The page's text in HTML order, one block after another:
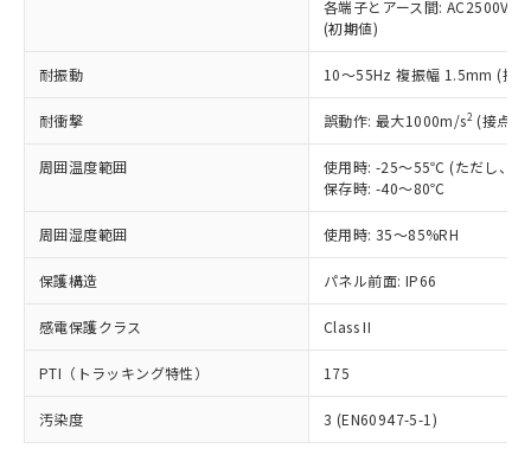
各端子とアース間: AC2500V
(初期値)
耐振動 10～55Hz 複振幅 1.5mm (接
耐衝撃 誤動作: 最大1000m/s2 (接点
周囲温度範囲
使用時: -25～55℃ (ただし、氷
保存時: -40～80℃
周囲湿度範囲 使用時: 35～85%RH
保護構造 パネル前面: IP66
感電保護クラス Class II
PTI（トラッキング特性） 175
汚染度 3 (EN60947-5-1)
正式な納期状況および標準価格はお客
様のお取引先、またはお客様担当のオ
ムロン制御機器販売店・当社販売員に
オムロン制御機器販売店や当社販売拠
販売ネットワーク
」をご確認
在庫状況および標準価格結果を当社の
事前の承諾なく第三者に漏洩または開
マイパーツ機能（部品リスト作成サー
ビス）をご利用いただくには、I-Web
メンバーズにご登録されている必要が
あります。
お客様が当ウェブサイト上で当社にご
登録された部品リストについて、当社
および当社の共同利用者が、当社の製
(PBDE) 1000ppm以下、フタル酸ビス(2-エチルヘキシ
ル) (DEHP)(別名：DOP) 1000ppm以下、フタル酸ブチ
ルベンジル（BBP） 1000ppm以下、フタル酸ジブチル
（DBP） 1000ppm以下、フタル酸ジイソブチル
但し、RoHS指令で産業用監視および制御機器に対する
フタル酸エステル類の４物質については閾値を超える意
図的な使用がないことを確認しています。
※2 対応予定月
部品在庫の切り替え状況などにより、予定
月が前後することがあります。
※3 非含有証明書ダウンロード
Cr(Ⅵ)(六価クロム) : 1000ppm、 PBBs(ポリ臭化ビフェ
ニル類) : 1000ppm、 PBDEs(ポリ臭化ジフェニルエーテ
イソブチル) : 1000ppm、 BBP(フタル酸ブチルベンジ
DEHP(フタル酸ビス(2-エチルヘキシル)) : 1000ppm
※2 環境保護使用期限
「ｅ」：有害物質（10物質）のすべてが基
準値以下であることを示します。
「10」：通常の使用状況下において有害物
質が外部に漏えいし、環境に深刻な影響を
及ぼさない年数を意味します。
「－」：未確認です。当社販売部門へお問
い合わせください。
当社は規制貨物を破棄する場合は、完
いよう必要な手段を講じます。
当社は貴社製品を、核兵器、ミサイ
ル、化学兵器、生物兵器またはその他
武器並びにこれらの製造装置等に一切
当社は、貴社製品を第三者に販売する
場合は、上記1、2および3の内容を当
該第三者に通知します。また当社は、
販売先および販売に係わる関係者が違
法に輸出するおそれがある場合は、取
り引きをいたしません。
一定数以上の在庫あり
一定数には満たないが在庫あり
在庫なし(最新の在庫状況につ
いては、お客様のお取引先、ま
たはお客様担当のオムロン制御
機器販売店・当社販売員にご確
白
受注生産機種、また在庫状況の
情報を公開していない機種